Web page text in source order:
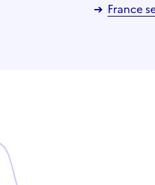
France